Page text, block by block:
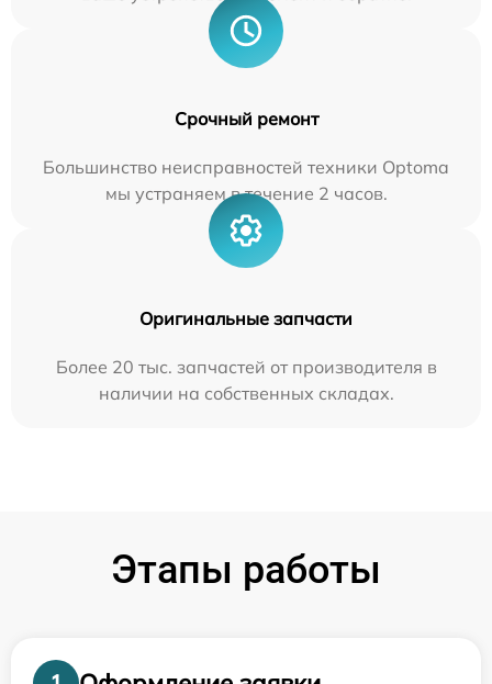
Срочный ремонт
Большинство неисправностей техники Optoma
мы устраняем в течение 2 часов.
Оригинальные запчасти
Более 20 тыс. запчастей от производителя в
наличии на собственных складах.
Этапы работы